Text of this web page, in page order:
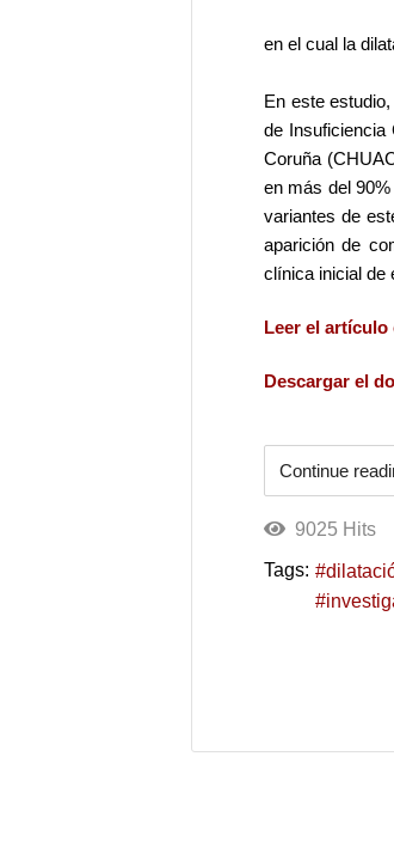
en el cual la
En este
de Insuficiencia
Coruña
en más del
variantes de
aparición de
clínica inicial de
Leer el
Descargar el
Continue
9025 Hits
Tags: